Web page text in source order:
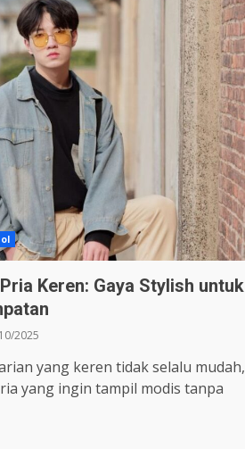
Keren: Gaya Stylish untuk
2025
yang keren tidak selalu mudah,
yang ingin tampil modis tanpa